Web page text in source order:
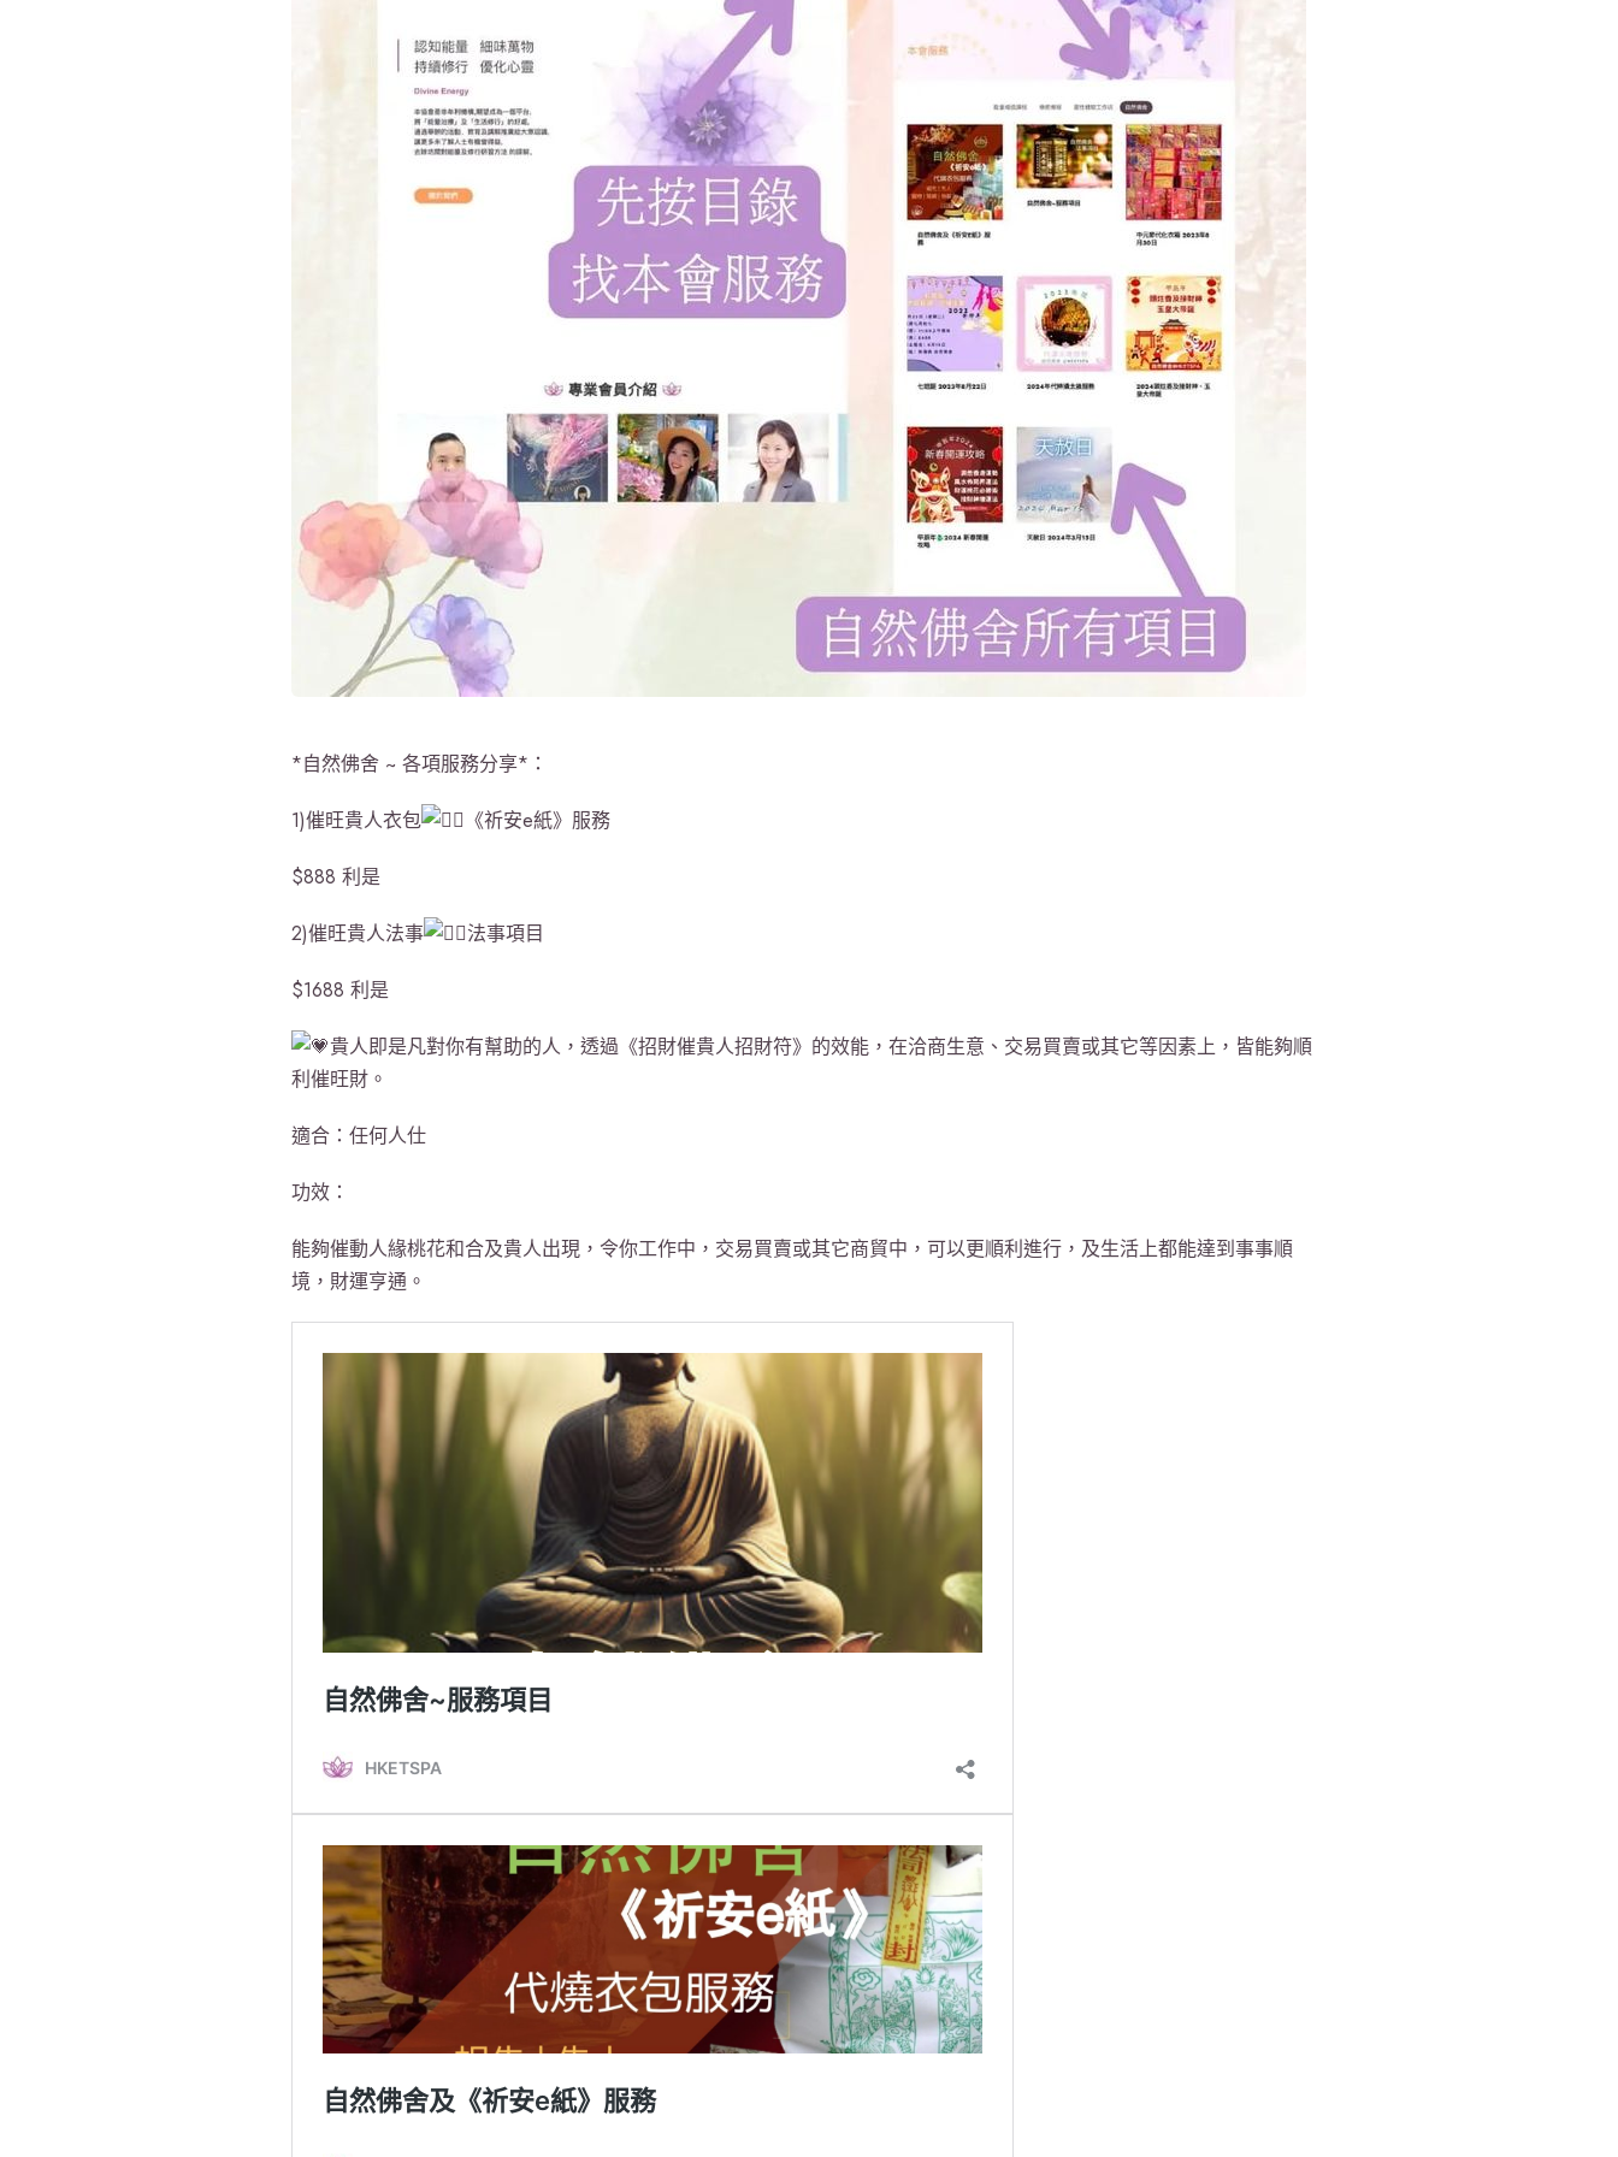
*自然佛舍 ~ 各項服務分享*：
1)催旺貴人衣包 《祈安e紙》服務
$888 利是
2)催旺貴人法事 法事項目
$1688 利是
貴人即是凡對你有幫助的人，透過《招財催貴人招財符》的效能，在洽商生意、交易買賣或其它等因素上，皆能夠順
利催旺財。
適合：任何人仕
功效：
能夠催動人緣桃花和合及貴人出現，令你工作中，交易買賣或其它商貿中，可以更順利進行，及生活上都能達到事事順
境，財運亨通。